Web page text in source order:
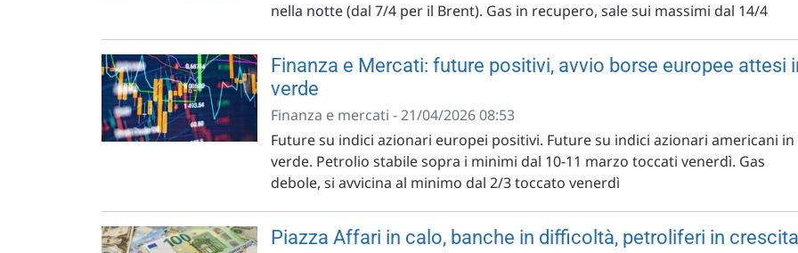
nella notte (dal 7/4 per il Brent). Gas in recupero, sale sui massimi dal 14/4
Finanza e Mercati: future positivi, avvio borse europee attesi
verde
Finanza e mercati - 21/04/2026 08:53
Future su indici azionari europei positivi. Future su indici azionari americani in
verde. Petrolio stabile sopra i minimi dal 10-11 marzo toccati venerdì. Gas
debole, si avvicina al minimo dal 2/3 toccato venerdì
Piazza Affari in calo, banche in difficoltà, petroliferi in crescita